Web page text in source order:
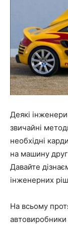
Деякі
звичайні
необхідні
на машину
Давайте
інженерних
На всьому
автовиробники